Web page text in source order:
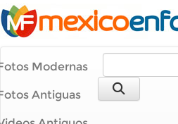
Modernas
Antiguas